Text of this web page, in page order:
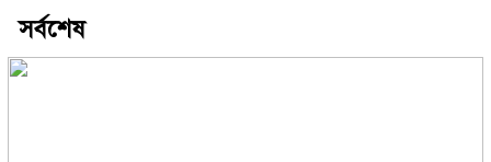
সর্বশেষ